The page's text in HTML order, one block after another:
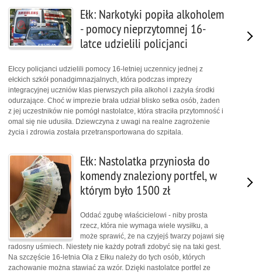
Ełk: Narkotyki popiła alkoholem
- pomocy nieprzytomnej 16-
latce udzielili policjanci
Ełccy policjanci udzielili pomocy 16-letniej uczennicy jednej z
ełckich szkół ponadgimnazjalnych, która podczas imprezy
integracyjnej uczniów klas pierwszych piła alkohol i zażyła środki
odurzające. Choć w imprezie brała udział blisko setka osób, żaden
z jej uczestników nie pomógł nastolatce, która straciła przytomność i
omal się nie udusiła. Dziewczyna z uwagi na realne zagrożenie
życia i zdrowia została przetransportowana do szpitala.
Ełk: Nastolatka przyniosła do
komendy znaleziony portfel, w
którym było 1500 zł
Oddać zgubę właścicielowi - niby prosta
rzecz, która nie wymaga wiele wysiłku, a
może sprawić, że na czyjejś twarzy pojawi się
radosny uśmiech. Niestety nie każdy potrafi zdobyć się na taki gest.
Na szczęście 16-letnia Ola z Ełku należy do tych osób, których
zachowanie można stawiać za wzór. Dzięki nastolatce portfel ze